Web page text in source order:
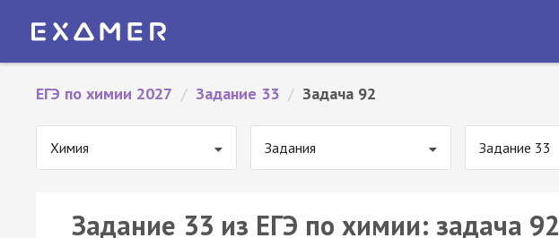
ЕГЭ по химии 2027 / Задание 33 / Задача 92
Химия Задания Задание 33
Задание 33 из ЕГЭ по химии: задача 92